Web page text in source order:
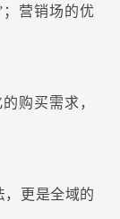
营销场的优
购买需求，
，更是全域的